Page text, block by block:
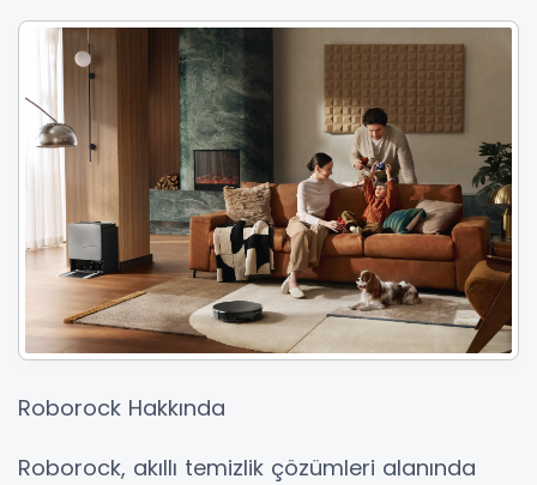
Roborock Hakkında
Roborock, akıllı temizlik çözümleri alanında